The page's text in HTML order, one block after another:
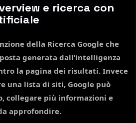
e ricerca con
della Ricerca Google che
generata dall’intelligenza
la pagina dei risultati. Invece
una lista di siti, Google può
collegare più informazioni e
approfondire.